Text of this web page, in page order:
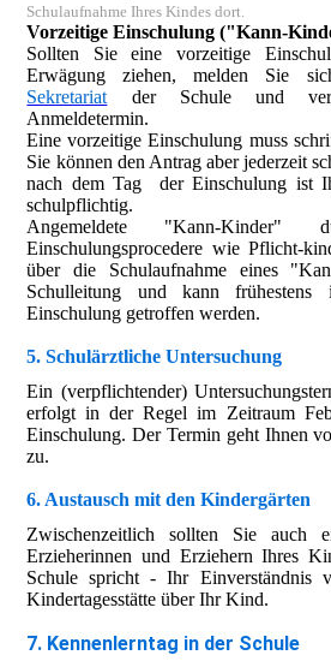
Schulaufnahme Ihres Kindes dort.
Vorzeitige Einschulung ("Kann-
Sollten Sie eine vorzeitige
Erwägung ziehen, melden Sie
Sekretariat der Schule und
Anmeldetermin.
Eine vorzeitige Einschulung muss
Sie können den Antrag aber jederzeit
nach dem Tag der Einschulung ist
schulpflichtig.
Angemeldete "Kann-Kinder"
Einschulungsprocedere wie Pflicht-
über die Schulaufnahme eines
Schulleitung und kann
Einschulung getroffen werden.
5. Schulärztliche Untersuchung
Ein (verpflichtender)
erfolgt in der Regel im Zeitraum
Einschulung. Der Termin geht Ihnen
zu.
6. Austausch mit den Kindergärten
Zwischenzeitlich sollten Sie auch
Erzieherinnen und Erziehern Ihres
Schule spricht - Ihr Einverständnis
Kindertagesstätte über Ihr Kind.
7. Kennenlerntag in der Schule